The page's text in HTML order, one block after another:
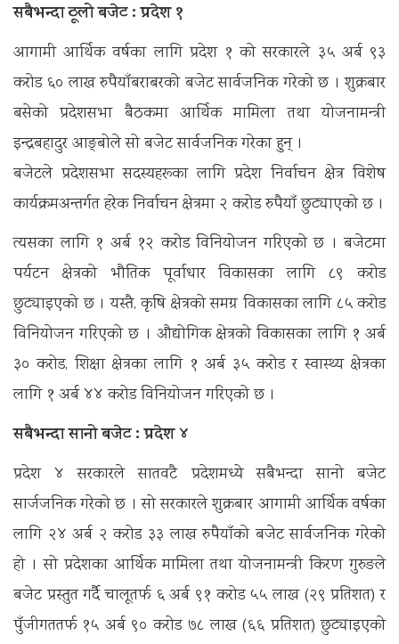
सबैभन्दा ठूलो बजेट : प्रदेश १
आगामी आर्थिक वर्षका लागि प्रदेश १ को सरकारले ३५ अर्ब ९३
करोड ६० लाख रुपैयाँबराबरको बजेट सार्वजनिक गरेको छ । शुक्रबार
बसेको प्रदेशसभा बैठकमा आर्थिक मामिला तथा योजनामन्त्री
इन्द्रबहादुर आङ्बोले सो बजेट सार्वजनिक गरेका हुन् ।
बजेटले प्रदेशसभा सदस्यहरूका लागि प्रदेश निर्वाचन क्षेत्र विशेष
कार्यक्रमअन्तर्गत हरेक निर्वाचन क्षेत्रमा २ करोड रुपैयाँ छुट्याएको छ ।
त्यसका लागि १ अर्ब १२ करोड विनियोजन गरिएको छ । बजेटमा
पर्यटन क्षेत्रको भौतिक पूर्वाधार विकासका लागि ८९ करोड
छुट्याइएको छ । यस्तै, कृषि क्षेत्रको समग्र विकासका लागि ८५ करोड
विनियोजन गरिएको छ । औद्योगिक क्षेत्रको विकासका लागि १ अर्ब
३० करोड, शिक्षा क्षेत्रका लागि १ अर्ब ३५ करोड र स्वास्थ्य क्षेत्रका
लागि १ अर्ब ४४ करोड विनियोजन गरिएको छ ।
सबैभन्दा सानो बजेट : प्रदेश ४
प्रदेश ४ सरकारले सातवटै प्रदेशमध्ये सबैभन्दा सानो बजेट
सार्जजनिक गरेको छ । सो सरकारले शुक्रबार आगामी आर्थिक वर्षका
लागि २४ अर्ब २ करोड ३३ लाख रुपैयाँको बजेट सार्वजनिक गरेको
हो । सो प्रदेशका आर्थिक मामिला तथा योजनामन्त्री किरण गुरुङले
बजेट प्रस्तुत गर्दै चालूतर्फ ६ अर्ब ९१ करोड ५५ लाख (२९ प्रतिशत) र
पुँजीगततर्फ १५ अर्ब ९० करोड ७८ लाख (६६ प्रतिशत) छुट्याइएको